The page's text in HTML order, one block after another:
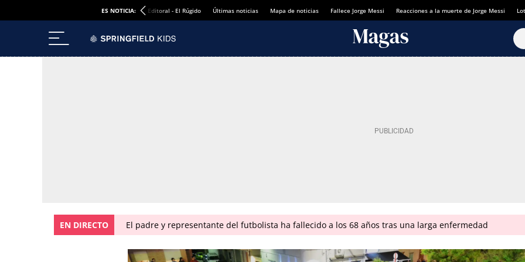
ES NOTICIA: Editoral - El Rúgido Últimas noticias Mapa de noticias Fallece Jorge Messi Reacciones a la muerte de Jorge Messi
EN DIRECTO El padre y representante del futbolista ha fallecido a los 68 años tras una larga enfermedad